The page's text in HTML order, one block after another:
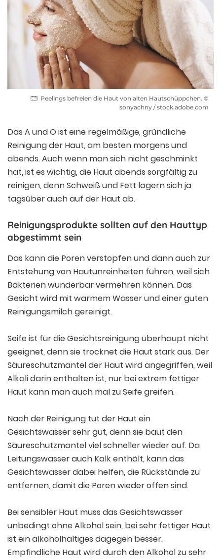
Peelings befreien die Haut von alten Hautschüppchen. ©
sonyachny / stock.adobe.com
Das A und O ist eine regelmäßige, gründliche
Reinigung der Haut, am besten morgens und
abends. Auch wenn man sich nicht geschminkt
hat, ist es wichtig, die Haut abends sorgfältig zu
reinigen, denn Schweiß und Fett lagern sich ja
tagsüber auch auf der Haut ab.
Reinigungsprodukte sollten auf den Hauttyp
abgestimmt sein
Das kann die Poren verstopfen und dann auch zur
Entstehung von Hautunreinheiten führen, weil sich
Bakterien wunderbar vermehren können. Das
Gesicht wird mit warmem Wasser und einer guten
Reinigungsmilch gereinigt.
Seife ist für die Gesichtsreinigung überhaupt nicht
geeignet, denn sie trocknet die Haut stark aus. Der
Säureschutzmantel der Haut wird angegriffen, weil
Alkali darin enthalten ist, nur bei extrem fettiger
Haut kann man auch mal zu Seife greifen.
Nach der Reinigung tut der Haut ein
Gesichtswasser sehr gut, denn sie baut den
Säureschutzmantel viel schneller wieder auf. Da
Leitungswasser auch Kalk enthält, kann das
Gesichtswasser dabei helfen, die Rückstände zu
entfernen, damit die Poren wieder offen sind.
Bei sensibler Haut muss das Gesichtswasser
unbedingt ohne Alkohol sein, bei sehr fettiger Haut
ist ein alkoholhaltiges dagegen besser.
Empfindliche Haut wird durch den Alkohol zu sehr